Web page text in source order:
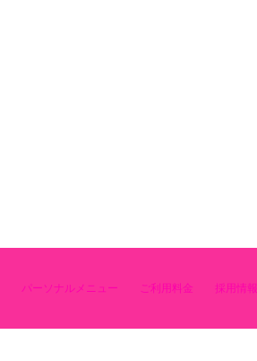
パーソナルメニュー ご利用料金 採用情報